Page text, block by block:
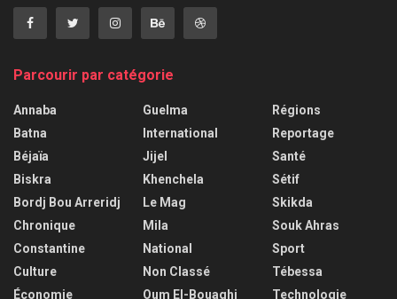
Parcourir par catégorie
Annaba
Batna
Béjaïa
Biskra
Bordj Bou Arreridj
Chronique
Constantine
Culture
Économie
Guelma
International
Jijel
Khenchela
Le Mag
Mila
National
Non Classé
Oum El-Bouaghi
Régions
Reportage
Santé
Sétif
Skikda
Souk Ahras
Sport
Tébessa
Technologie